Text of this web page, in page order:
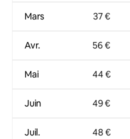
Mars
Avr.
Mai
Juin
Juil.
37 €
56 €
44 €
49 €
48 €